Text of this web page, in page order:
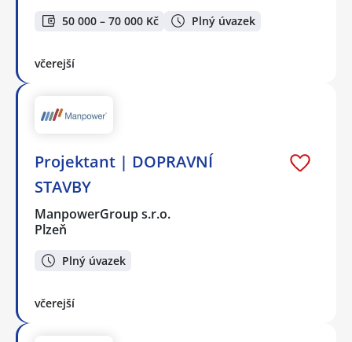
50 000 – 70 000 Kč Plný úvazek
včerejší
Projektant | DOPRAVNÍ
STAVBY
ManpowerGroup s.r.o.
Plzeň
Plný úvazek
včerejší